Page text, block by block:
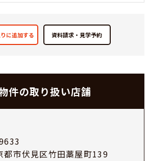
に追加する
件の取り扱い店舗
都市伏見区竹田藁屋町139